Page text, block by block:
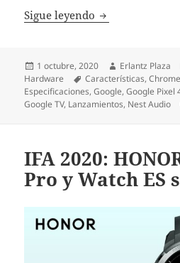
Sigue leyendo Chromecast
Publicado
el
1 octubre, 2020 Autor
Erlantz Plaza
Hardware
Etiquetas
Características,
Especificaciones,Google,Google Pixel
Google TV, Lanzamientos, Nest Audio
IFA 2020:
Pro y Watch ES